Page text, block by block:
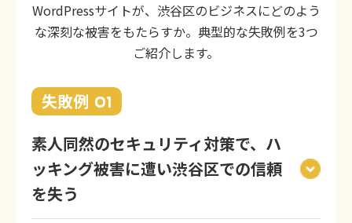
WordPressサイトが、渋谷区のビジネスにどのよう
な深刻な被害をもたらすか。典型的な失敗例を3つ
ご紹介します。
失敗例 01
素人同然のセキュリティ対策で、ハ
ッキング被害に遭い渋谷区での信頼
を失う